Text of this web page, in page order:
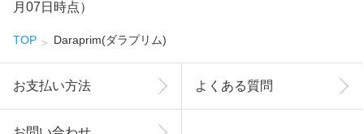
月07日時点）
TOP Daraprim(ダラプリム)
お支払い方法 よくある質問